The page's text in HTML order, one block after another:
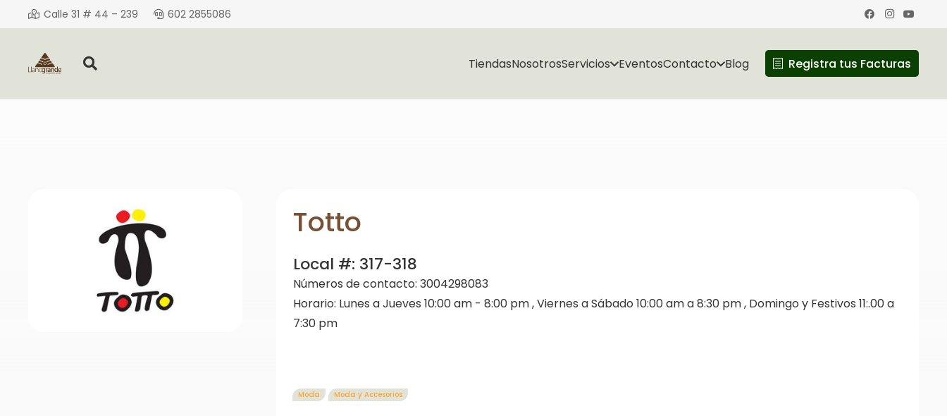
Calle 31 # 44 – 239 602 2855086
TiendasNosotrosServicios EventosContacto Blog Registra tus Facturas
Totto
Local #: 317-318
Números de contacto: 3004298083
Horario: Lunes a Jueves 10:00 am - 8:00 pm , Viernes a Sábado 10:00 am a 8:30 pm , Domingo y Festivos 11:.00 a
7:30 pm
Moda Moda y Accesorios